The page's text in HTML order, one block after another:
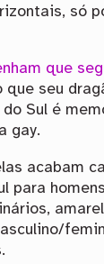
só
que
seu
Sul é
gay.
acabam
para